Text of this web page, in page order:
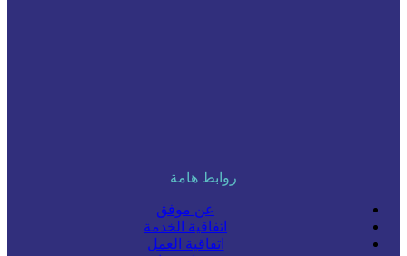
روابط هامة
عن موفق
اتفاقية الخدمة
اتفاقية العمل